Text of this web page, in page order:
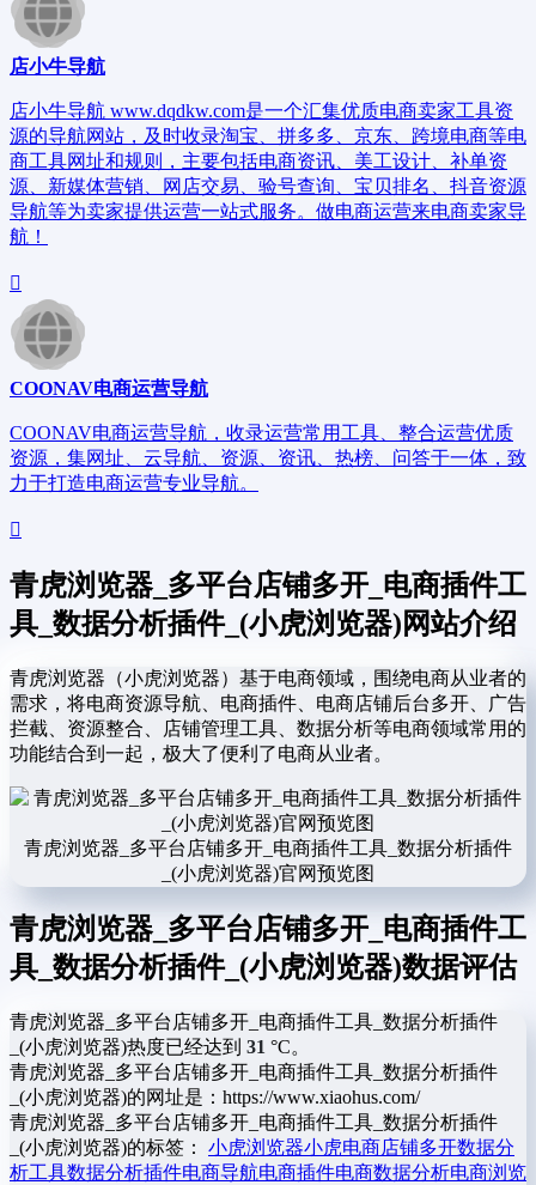
店小牛导航
店小牛导航 www.dqdkw.com是一个汇集优质电商卖家工具资
源的导航网站，及时收录淘宝、拼多多、京东、跨境电商等电
商工具网址和规则，主要包括电商资讯、美工设计、补单资
源、新媒体营销、网店交易、验号查询、宝贝排名、抖音资源
导航等为卖家提供运营一站式服务。做电商运营来电商卖家导
航！
COONAV电商运营导航
COONAV电商运营导航，收录运营常用工具、整合运营优质
资源，集网址、云导航、资源、资讯、热榜、问答于一体，致
力于打造电商运营专业导航。
青虎浏览器_多平台店铺多开_电商插件工
具_数据分析插件_(小虎浏览器)网站介绍
青虎浏览器（小虎浏览器）基于电商领域，围绕电商从业者的
需求，将电商资源导航、电商插件、电商店铺后台多开、广告
拦截、资源整合、店铺管理工具、数据分析等电商领域常用的
功能结合到一起，极大了便利了电商从业者。
青虎浏览器_多平台店铺多开_电商插件工具_数据分析插件
_(小虎浏览器)官网预览图
青虎浏览器_多平台店铺多开_电商插件工
具_数据分析插件_(小虎浏览器)数据评估
青虎浏览器_多平台店铺多开_电商插件工具_数据分析插件
_(小虎浏览器)热度已经达到 31 °C。
青虎浏览器_多平台店铺多开_电商插件工具_数据分析插件
_(小虎浏览器)的网址是：https://www.xiaohus.com/
青虎浏览器_多平台店铺多开_电商插件工具_数据分析插件
_(小虎浏览器)的标签： 小虎浏览器小虎电商店铺多开数据分
析工具数据分析插件电商导航电商插件电商数据分析电商浏览